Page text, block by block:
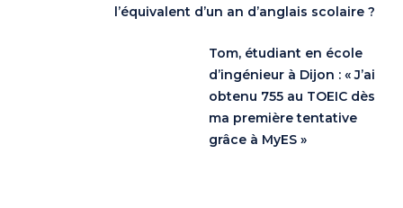
l’équivalent d’un an d’anglais scolaire ?
Tom, étudiant en école
d’ingénieur à Dijon : « J’ai
obtenu 755 au TOEIC dès
ma première tentative
grâce à MyES »